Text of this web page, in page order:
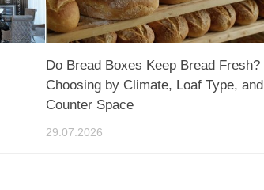
Do Bread Boxes Keep Bread Fresh?
Choosing by Climate, Loaf Type, and
Counter Space
29.07.2026